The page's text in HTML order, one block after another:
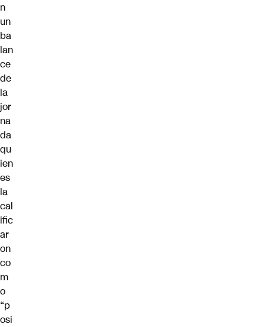
n
un
ba
lan
ce
de
la
jor
na
da
qu
ien
es
la
cal
ific
ar
on
co
m
o
“p
osi